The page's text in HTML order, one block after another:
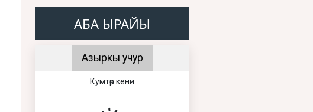
АБА ЫРАЙЫ
Азыркы учур
Кумтөр кени